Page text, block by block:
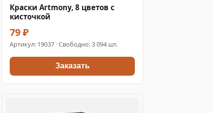
Краски Artmony, 8 цветов с
кисточкой
79 ₽
Артикул: 19037 · Свободно: 3 094 шт.
Заказать